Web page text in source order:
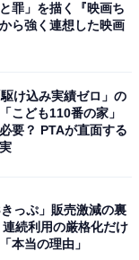
罪」を描く『映画ち
ら強く連想した映画
け込み実績ゼロ」の
こども110番の家」
要？ PTAが直面する
きっぷ」販売激減の裏
続利用の厳格化だけ
本当の理由」